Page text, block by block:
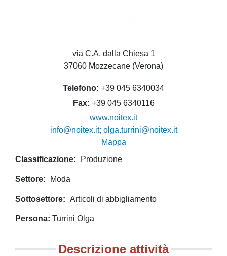
via C.A. dalla Chiesa 1
37060 Mozzecane (Verona)
Telefono +39 045 6340034
Fax +39 045 6340116
www.noitex.it
info@noitex.it; olga.turrini@noitex.it
Mappa
Classificazione
Produzione
Settore Moda
Sottosettore Articoli di abbigliamento
Persona Turrini Olga
Descrizione attività